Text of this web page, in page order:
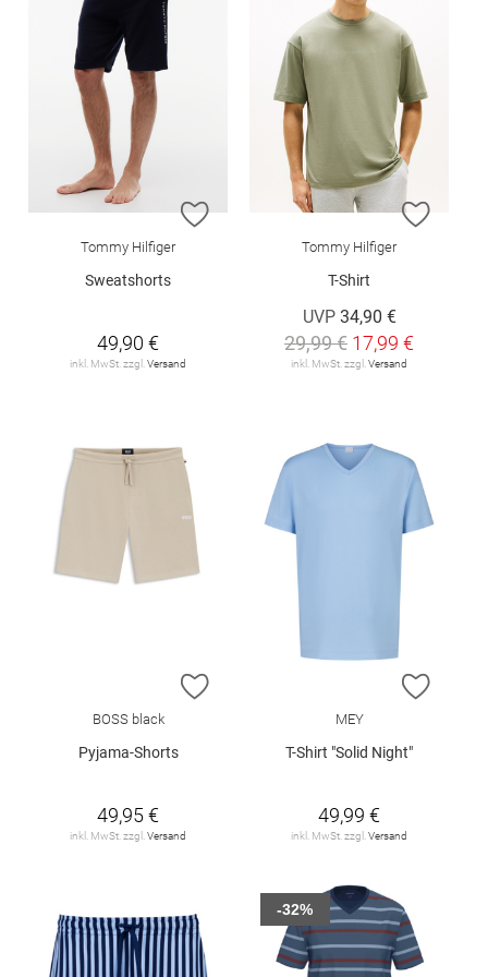
ZUR WUNSCHLISTE HINZUFÜGEN
Tommy Hilfiger
Sweatshorts
49,90 €
inkl. MwSt. zzgl. Versand
ZUR
Tommy Hilfiger
T-Shirt
UVP 34,90 €
29,99 € 17,99 €
inkl. MwSt. zzgl. Versand
ZUR WUNSCHLISTE HINZUFÜGEN
BOSS black
Pyjama-Shorts
49,95 €
inkl. MwSt. zzgl. Versand
ZUR
MEY
T-Shirt "Solid Night"
49,99 €
inkl. MwSt. zzgl. Versand
-32%